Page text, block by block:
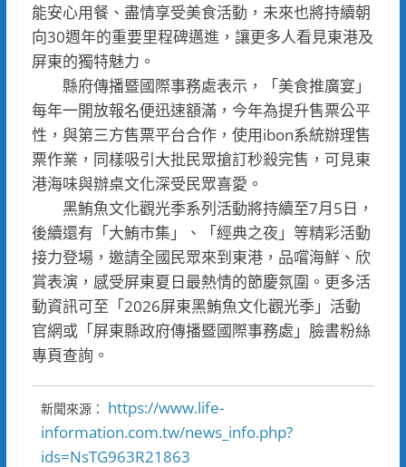
能安心用餐、盡情享受美食活動，未來也將持續朝
向30週年的重要里程碑邁進，讓更多人看見東港及
屏東的獨特魅力。
縣府傳播暨國際事務處表示，「美食推廣宴」
每年一開放報名便迅速額滿，今年為提升售票公平
性，與第三方售票平台合作，使用ibon系統辦理售
票作業，同樣吸引大批民眾搶訂秒殺完售，可見東
港海味與辦桌文化深受民眾喜愛。
黑鮪魚文化觀光季系列活動將持續至7月5日，
後續還有「大鮪市集」、「經典之夜」等精彩活動
接力登場，邀請全國民眾來到東港，品嚐海鮮、欣
賞表演，感受屏東夏日最熱情的節慶氛圍。更多活
動資訊可至「2026屏東黑鮪魚文化觀光季」活動
官網或「屏東縣政府傳播暨國際事務處」臉書粉絲
專頁查詢。
新聞來源： https://www.life-
information.com.tw/news_info.php?
ids=NsTG963R21863